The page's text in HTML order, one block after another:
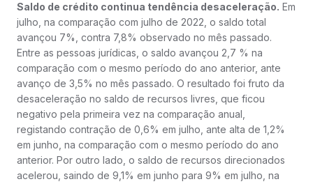
Saldo de crédito continua tendência desaceleração. Em
julho, na comparação com julho de 2022, o saldo total
avançou 7%, contra 7,8% observado no mês passado.
Entre as pessoas jurídicas, o saldo avançou 2,7 % na
comparação com o mesmo período do ano anterior, ante
avanço de 3,5% no mês passado. O resultado foi fruto da
desaceleração no saldo de recursos livres, que ficou
negativo pela primeira vez na comparação anual,
registando contração de 0,6% em julho, ante alta de 1,2%
em junho, na comparação com o mesmo período do ano
anterior. Por outro lado, o saldo de recursos direcionados
acelerou, saindo de 9,1% em junho para 9% em julho, na